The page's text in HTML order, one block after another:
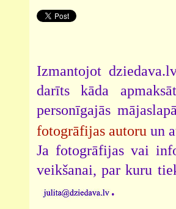
Izmantojot
darīts kāda
personīgajās
fotogrāfijas autoru un
Ja fotogrāfijas vai
veikšanai, par kuru
.